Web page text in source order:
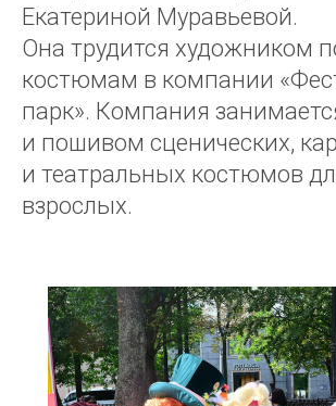
Екатериной Муравьевой.
Она трудится художником
костюмам в компании
парк». Компания
и пошивом сценических,
и театральных костюмов
взрослых.